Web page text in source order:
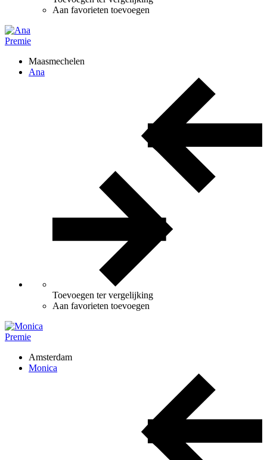
Aan favorieten toevoegen
Premie
Maasmechelen
Ana
Toevoegen ter vergelijking
Aan favorieten toevoegen
Premie
Amsterdam
Monica